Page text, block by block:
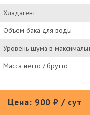
Хладагент
Объем бака для воды
Уровень шума в
Масса нетто / брутто
Цена: 900 ₽ / сут